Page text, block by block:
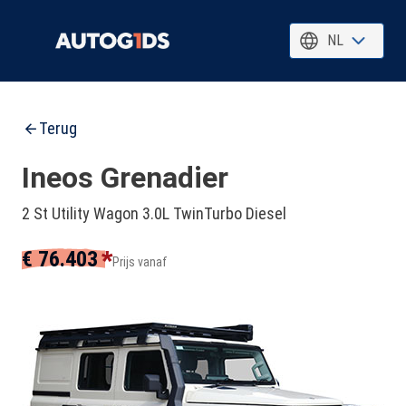
NL
Terug
Ineos Grenadier
2 St Utility Wagon 3.0L TwinTurbo Diesel
€ 76.403*Prijs vanaf